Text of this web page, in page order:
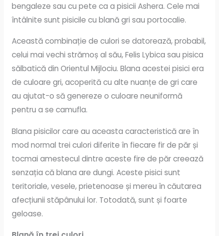
bengaleze sau cu pete ca a pisicii Ashera. Cele mai
întâlnite sunt pisicile cu blană gri sau portocalie.
Această combinație de culori se datorează, probabil,
celui mai vechi strămoș al său, Felis Lybica sau pisica
sălbatică din Orientul Mijlociu. Blana acestei pisici era
de culoare gri, acoperită cu alte nuanțe de gri care
au ajutat-o ​​să genereze o culoare neuniformă
pentru a se camufla.
Blana pisicilor care au aceasta caracteristică are în
mod normal trei culori diferite în fiecare fir de păr și
tocmai amestecul dintre aceste fire de păr creează
senzația că blana are dungi. Aceste pisici sunt
teritoriale, vesele, prietenoase și mereu în căutarea
afecțiunii stăpânului lor. Totodată, sunt și foarte
geloase.